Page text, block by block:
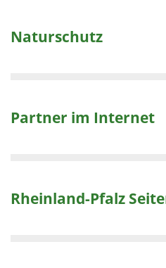
Naturschutz
Partner im Internet
Rheinland-Pfalz